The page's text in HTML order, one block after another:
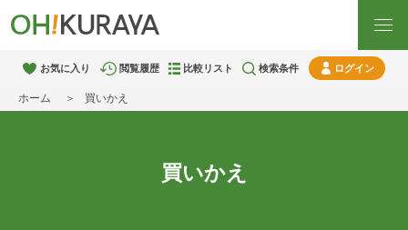
お気に入り 閲覧履歴 比較リスト 検索条件 ログイン
ホーム 買いかえ
買いかえ